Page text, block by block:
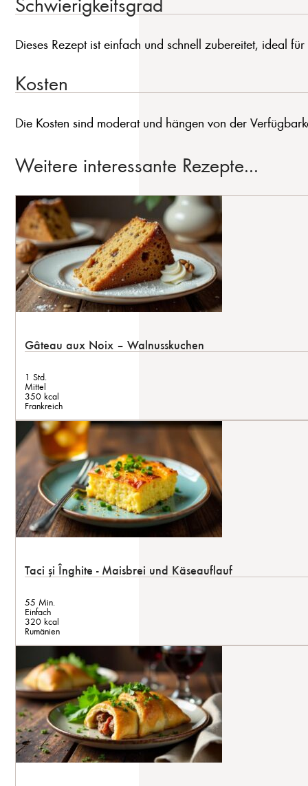
Dieses Rezept ist einfach und schnell zubereitet, ideal
Kosten
Die Kosten sind moderat und hängen von der
Weitere interessante Rezepte...
Gâteau aux Noix – Walnusskuchen
1 Std.
Mittel
350 kcal
Frankreich
Taci și Înghite - Maisbrei und Käseauflauf
55 Min.
Einfach
320 kcal
Rumänien